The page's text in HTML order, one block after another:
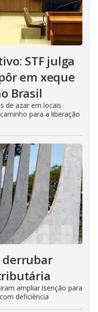
STF julga
em xeque
Brasil
de azar em locais
para a liberação
derrubar
ampliar isenção para
deficiência